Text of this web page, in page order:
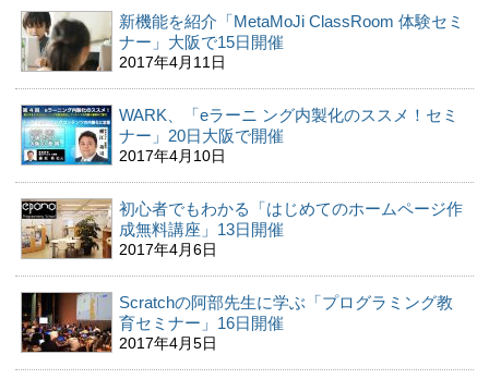
新機能を紹介「MetaMoJi ClassRoom 体験セミ
ナー」大阪で15日開催
2017年4月11日
WARK、「eラーニ ング内製化のススメ！セミ
ナー」20日大阪で開催
2017年4月10日
初心者でもわかる「はじめてのホームページ作
成無料講座」13日開催
2017年4月6日
Scratchの阿部先生に学ぶ「プログラミング教
育セミナー」16日開催
2017年4月5日